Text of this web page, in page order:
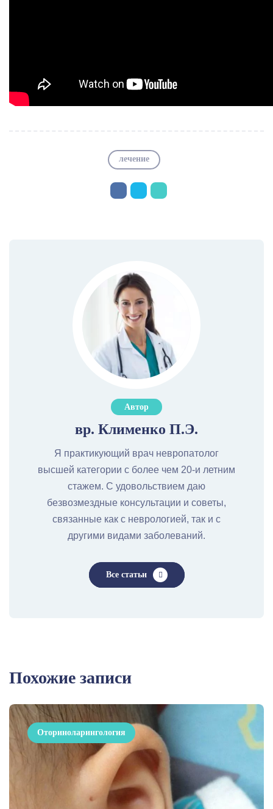
лечение
Автор
вр. Клименко П.Э.
Я практикующий врач невропатолог
высшей категории с более чем 20-и летним
стажем. С удовольствием даю
безвозмездные консультации и советы,
связанные как с неврологией, так и с
другими видами заболеваний.
Все статьи
Похожие записи
Оториноларингология